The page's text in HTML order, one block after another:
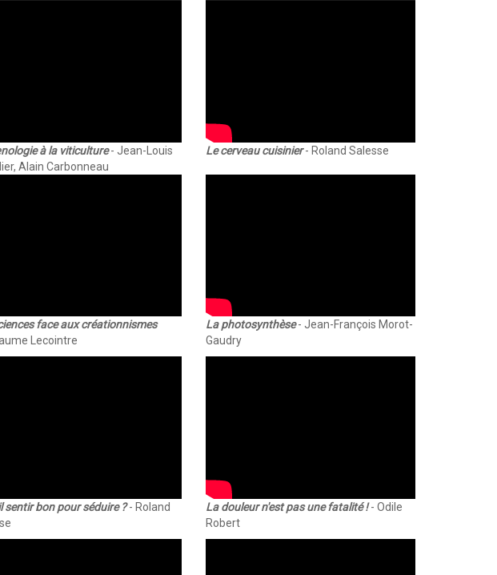
à la viticulture- Jean-Louis
Alain Carbonneau
Le cerveau cuisinier- Roland Salesse
face aux créationnismes
Lecointre
La photosynthèse- Jean-François Morot-
Gaudry
sentir bon pour séduire ?- Roland
La douleur n'est pas une fatalité !- Odile
Robert